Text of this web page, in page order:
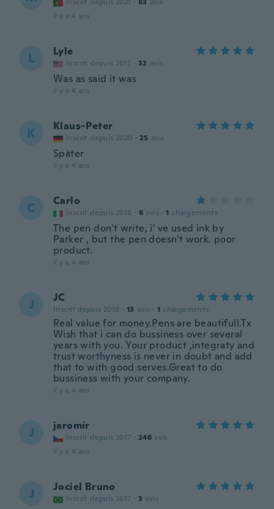
il y a 4 ans
L Lyle
Inscrit depuis 2017 · 32 avis
Was as said it was
il y a 4 ans
K Klaus-Peter
Inscrit depuis 2020 · 25 avis
Später
il y a 4 ans
C Carlo
Inscrit depuis 2018 · 6 avis · 1 chargements
The pen don't write, i' ve used ink by
Parker , but the pen doesn't work. poor
product.
il y a 4 ans
J JC
Inscrit depuis 2018 · 13 avis · 1 chargements
Real value for money.Pens are beautifull.Tx
Wish that i can do bussiness over several
years with you. Your product ,integraty and
trust worthyness is never in doubt and add
that to with good serves.Great to do
bussiness with your company.
il y a 4 ans
J jaromír
Inscrit depuis 2017 · 246 avis
il y a 4 ans
J Jociel Bruno
Inscrit depuis 2017 · 3 avis